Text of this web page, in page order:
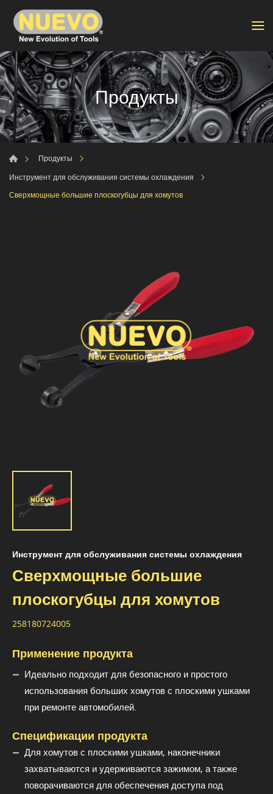
Продукты
Продукты
Инструмент для обслуживания системы охлаждения
Сверхмощные большие плоскогубцы для хомутов
Инструмент для обслуживания системы охлаждения
Сверхмощные большие
плоскогубцы для хомутов
258180724005
Применение продукта
Идеально подходит для безопасного и простого
использования больших хомутов с плоскими ушками
при ремонте автомобилей.
Спецификации продукта
Для хомутов с плоскими ушками, наконечники
захватываются и удерживаются зажимом, а также
поворачиваются для обеспечения доступа под